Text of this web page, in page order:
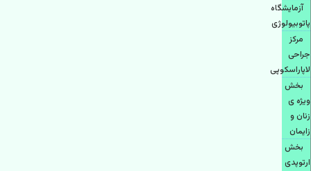
آزمایشگاه
پاتوبیولوژی
مرکز
جراحی
لاپاراسکوپی
بخش
ویژه ی
زنان و
زایمان
بخش
ارتوپدی